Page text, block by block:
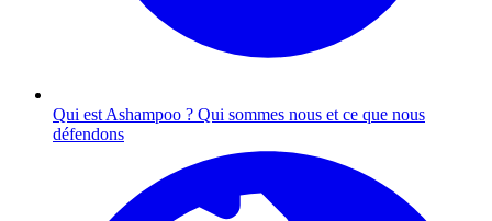
Qui est Ashampoo ? Qui sommes nous et ce que nous
défendons